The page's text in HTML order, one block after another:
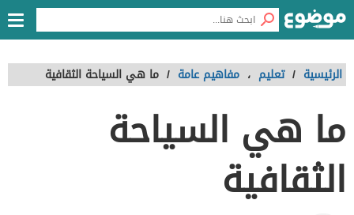
الرئيسية / تعليم ، مفاهيم عامة / ما هي السياحة الثقافية
ما هي السياحة
الثقافية